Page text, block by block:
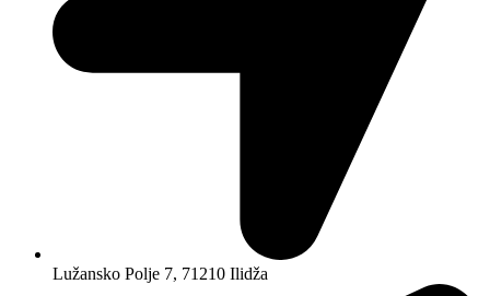
Lužansko Polje 7, 71210 Ilidža